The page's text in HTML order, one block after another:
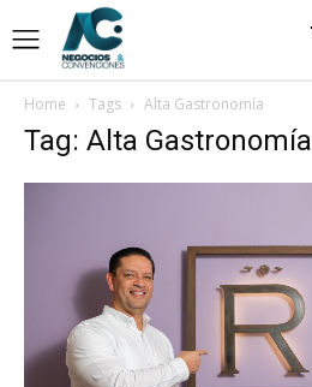
Home Tags Alta Gastronomía
Tag: Alta Gastronomía